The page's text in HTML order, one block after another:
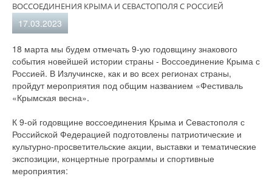
ВОССОЕДИНЕНИЯ КРЫМА И СЕВАСТОПОЛЯ С РОССИЕЙ
17.03.2023
18 марта мы будем отмечать 9-ую годовщину знакового
события новейшей истории страны - Воссоединение Крыма с
Россией. В Излучинске, как и во всех регионах страны,
пройдут мероприятия под общим названием «Фестиваль
«Крымская весна».
К 9-ой годовщине воссоединения Крыма и Севастополя с
Российской Федерацией подготовлены патриотические и
культурно-просветительские акции, выставки и тематические
экспозиции, концертные программы и спортивные
мероприятия: